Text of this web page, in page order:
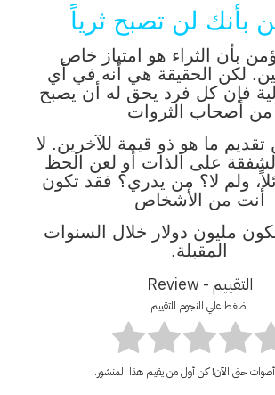
تؤمن بأن الثراء هو امتياز خاص
لكن الحقيقة هي أنه في أي
فإن كل فرد يحق له أن يصبح
من أصحاب الثروات
ما هو ذو قيمة للآخرين. لا
على الذات أو لعن الحظ
ولم لا؟ من يدري؟ فقد تكون
أنت من الأشخاص
مليون دولار خلال السنوات
المقبلة.
التقييم - Review
اضغط علي النجوم للتقييم
أصوات حتى الآن! كن أول من يقيم هذا المنشور.